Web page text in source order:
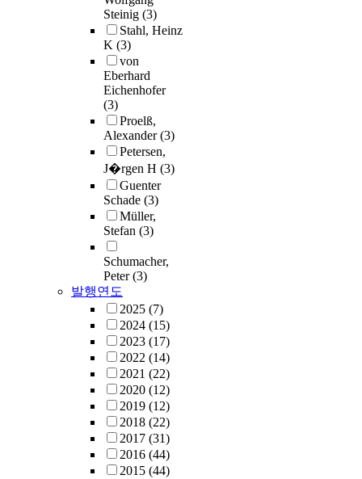
Steinig (3)
Stahl, Heinz
K (3)
von
Eberhard
Eichenhofer
(3)
Proelß,
Alexander(3)
Petersen,
J�rgen H (3)
Guenter
Schade (3)
Müller,
Stefan (3)
Schumacher,
Peter(3)
발행연도
2025 (7)
2024 (15)
2023 (17)
2022 (14)
2021 (22)
2020 (12)
2019 (12)
2018 (22)
2017 (31)
2016 (44)
2015 (44)